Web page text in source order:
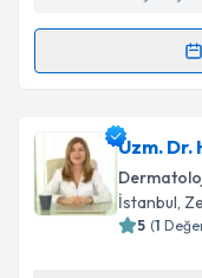
Randevu
Dr. Sedef
talebi oluşturun.
için bir takvim
bilgilendireceğiz.
Uzm. Dr.
İstanbul,
5 (1